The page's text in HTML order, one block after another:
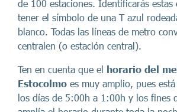
de 100 estaciones. Identificarás estas
tener el símbolo de una T azul
blanco. Todas las líneas de metro
centralen (o estación central).
Ten en cuenta que el horario del
Estocolmo es muy amplio, pues
los días de 5:00h a 1:00h y los fines